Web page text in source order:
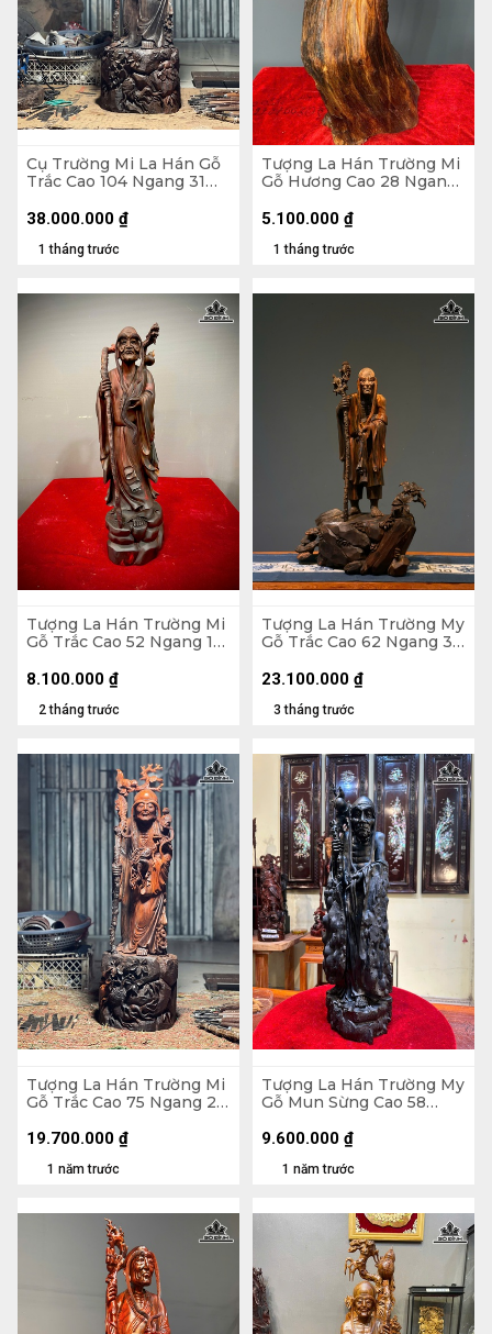
Cụ Trường Mi La Hán Gỗ
Trắc Cao 104 Ngang 31
1 tháng trước
38.000.000 ₫
Tượng La Hán Trường Mi
Gỗ Hương Cao 28 Ngang
1 tháng trước
5.100.000 ₫
Tượng La Hán Trường Mi
Gỗ Trắc Cao 52 Ngang 15
2 tháng trước
8.100.000 ₫
Tượng La Hán Trường My
Gỗ Trắc Cao 62 Ngang 38
3 tháng trước
23.100.000 ₫
Tượng La Hán Trường Mi
Gỗ Trắc Cao 75 Ngang 22
1 năm trước
19.700.000 ₫
Tượng La Hán Trường My
Gỗ Mun Sừng Cao 58
Gỗ Trắc 9,5 Vuông 22
1 năm trước
9.600.000 ₫